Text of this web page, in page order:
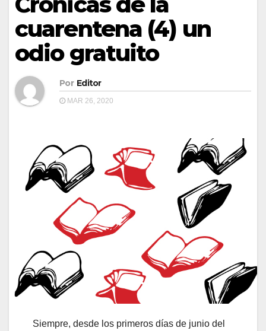
cuarentena (4) un
odio gratuito
Por Editor
MAR 26, 2020
Siempre, desde los primeros días de junio del